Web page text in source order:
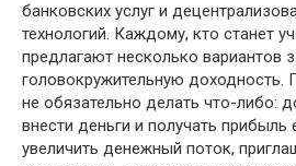
банковских услуг и
технологий. Каждому, кто станет
предлагают несколько вариантов
головокружительную доходность.
не обязательно делать что-либо:
внести деньги и получать
увеличить денежный поток,